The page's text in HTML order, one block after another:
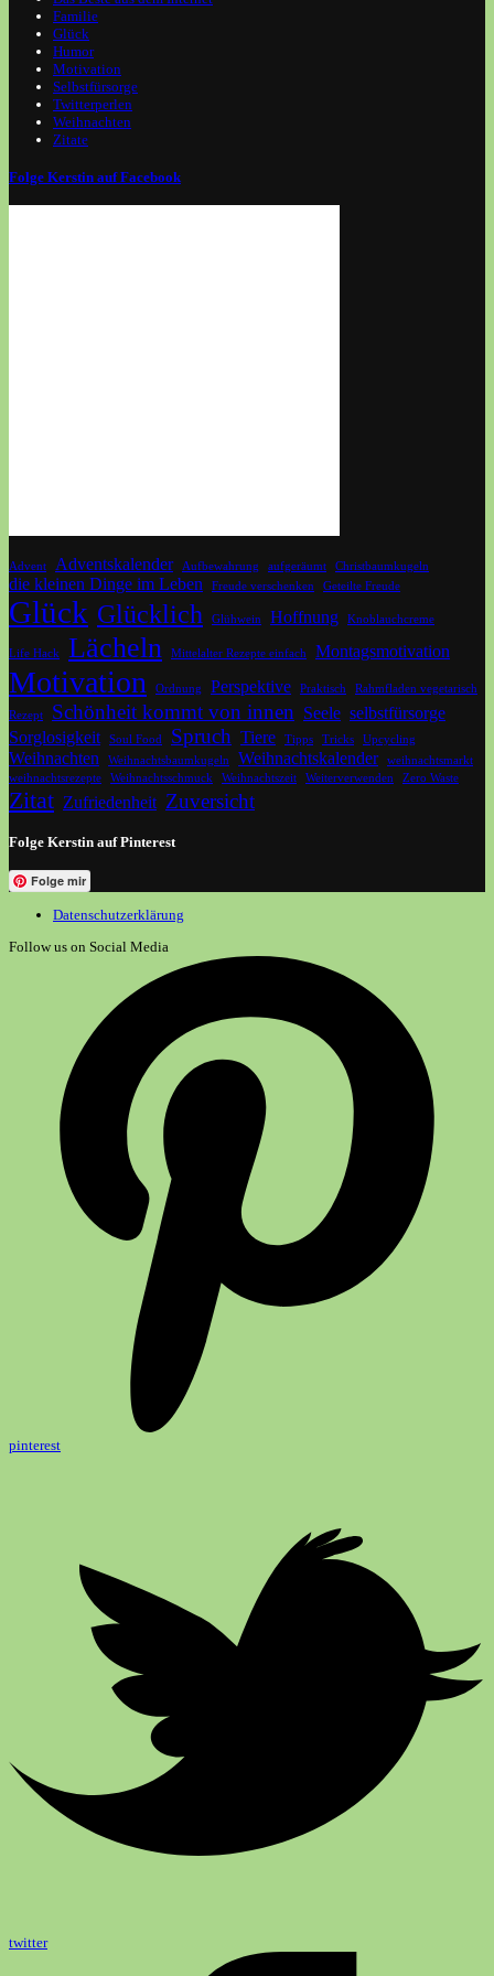
Familie
Glück
Humor
Motivation
Selbstfürsorge
Twitterperlen
Weihnachten
Zitate
Folge Kerstin auf Facebook
Advent Adventskalender Aufbewahrung aufgeräumt Christbaumkugeln
die kleinen Dinge im Leben Freude verschenken Geteilte Freude
Glück Glücklich Glühwein Hoffnung Knoblauchcreme
Life Hack Lächeln Mittelalter Rezepte einfach Montagsmotivation
Motivation Ordnung Perspektive Praktisch Rahmfladen vegetarisch
Rezept Schönheit kommt von innen Seele selbstfürsorge
Sorglosigkeit
Soul Food Spruch Tiere Tipps Tricks Upcycling
Weihnachten Weihnachtsbaumkugeln Weihnachtskalender
weihnachtsmarkt
weihnachtsrezepte
Weihnachtsschmuck Weihnachtszeit Weiterverwenden Zero Waste
Zitat Zufriedenheit Zuversicht
Folge Kerstin auf Pinterest
Folge mir
Datenschutzerklärung
Follow us on Social Media
pinterest
twitter